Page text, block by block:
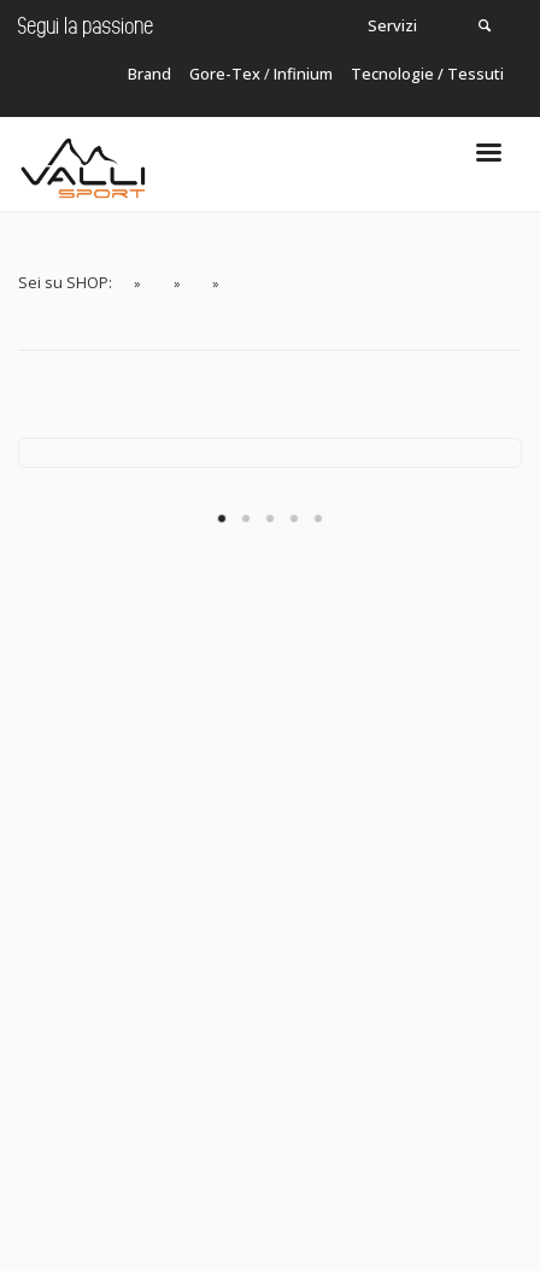
Segui la passione
Brand Gore-Tex/Infinium Tecnologie / Tessuti
Servizi
Carrello
Sei su SHOP: